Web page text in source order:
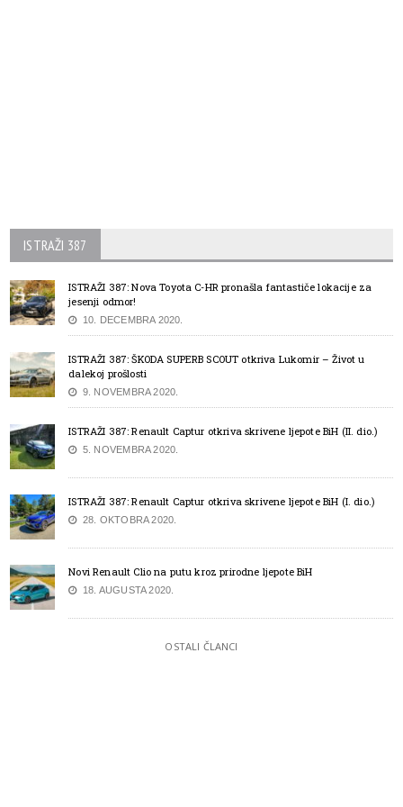
ISTRAŽI 387
ISTRAŽI 387: Nova Toyota C-HR pronašla fantastiče lokacije za
jesenji odmor!
10. DECEMBRA 2020.
ISTRAŽI 387: ŠKODA SUPERB SCOUT otkriva Lukomir – Život u
dalekoj prošlosti
9. NOVEMBRA 2020.
ISTRAŽI 387: Renault Captur otkriva skrivene ljepote BiH (II. dio.)
5. NOVEMBRA 2020.
ISTRAŽI 387: Renault Captur otkriva skrivene ljepote BiH (I. dio.)
28. OKTOBRA 2020.
Novi Renault Clio na putu kroz prirodne ljepote BiH
18. AUGUSTA 2020.
OSTALI ČLANCI